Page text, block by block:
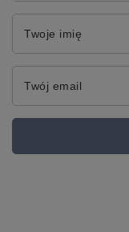
Twoje imię
Twój email